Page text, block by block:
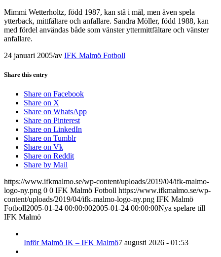
Mimmi Wetterholtz, född 1987, kan stå i mål, men även spela
ytterback, mittfältare och anfallare. Sandra Möller, född 1988, kan
med fördel användas både som vänster yttermittfältare och vänster
anfallare.
24 januari 2005/av IFK Malmö Fotboll
Share this entry
Share on Facebook
Share on X
Share on WhatsApp
Share on Pinterest
Share on LinkedIn
Share on Tumblr
Share on Vk
Share on Reddit
Share by Mail
https://www.ifkmalmo.se/wp-content/uploads/2019/04/ifk-malmo-
logo-ny.png 0 0 IFK Malmö Fotboll https://www.ifkmalmo.se/wp-
content/uploads/2019/04/ifk-malmo-logo-ny.png IFK Malmö
Fotboll2005-01-24 00:00:002005-01-24 00:00:00Nya spelare till
IFK Malmö
Inför Malmö IK – IFK Malmö7 augusti 2026 - 01:53